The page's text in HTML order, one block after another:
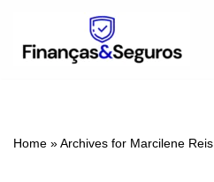
Pular
Home »Archives for Marcilene Reis